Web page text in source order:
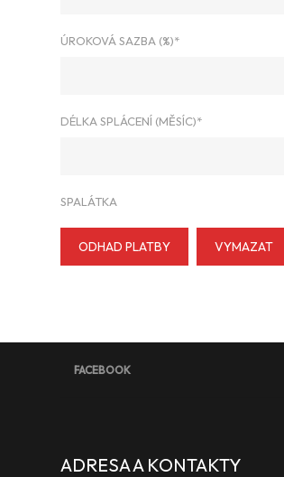
ÚROKOVÁ SAZBA (%)*
DÉLKA SPLÁCENÍ (MĚSÍC)*
SPALÁTKA
ODHAD PLATBY VYMAZAT
FACEBOOK
ADRESA A KONTAKTY